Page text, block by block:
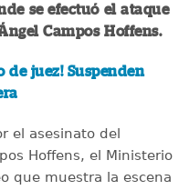
se efectuó el ataque
Campos Hoffens.
de juez! Suspenden
el asesinato del
Hoffens, el Ministerio
que muestra la escena